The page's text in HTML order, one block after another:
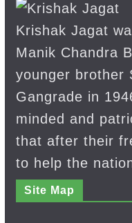
Krishak Jagat
Manik Chandra
younger brother
Gangrade in
minded and
that after their
to help the
Site Map